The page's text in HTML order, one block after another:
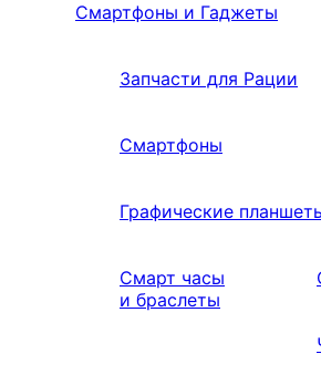
Смартфоны и Гаджеты
Запчасти для Рации
Смартфоны
Графические
Смарт часы
и браслеты